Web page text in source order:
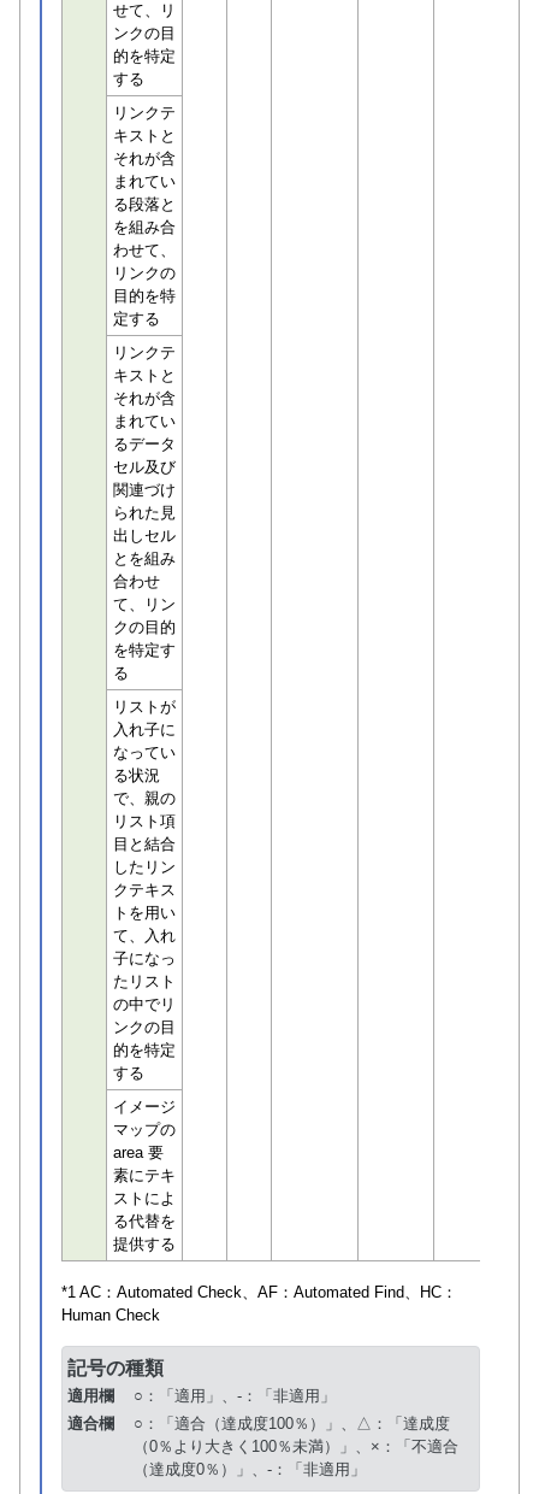
せて、リ
ンクの目
的を特定
する
リンクテ
キストと
それが含
まれてい
る段落と
を組み合
わせて、
リンクの
目的を特
定する
リンクテ
キストと
それが含
まれてい
るデータ
セル及び
関連づけ
られた見
出しセル
とを組み
合わせ
て、リン
クの目的
を特定す
る
リストが
入れ子に
なってい
る状況
で、親の
リスト項
目と結合
したリン
クテキス
トを用い
て、入れ
子になっ
たリスト
の中でリ
ンクの目
的を特定
する
イメージ
マップの
area 要
素にテキ
ストによ
る代替を
提供する
*1 AC： Automated Check、AF： Automated Find、HC：
Human Check
記号の種類
適用欄
○：「適用」、-：「非適用」
適合欄
○：「適合（達成度100％）」、△：「達成度
（0％より大きく100％未満）」、×：「不適合
（達成度0％）」、-：「非適用」